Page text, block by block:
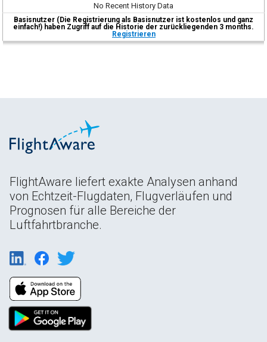
No Recent History Data
Basisnutzer (Die Registrierung als Basisnutzer ist kostenlos und ganz
einfach!) haben Zugriff auf die Historie der zurückliegenden 3 months.
Registrieren
FlightAware liefert exakte Analysen anhand
von Echtzeit-Flugdaten, Flugverläufen und
Prognosen für alle Bereiche der
Luftfahrtbranche.